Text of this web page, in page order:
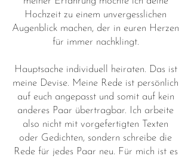
Hochzeit zu einem unvergesslichen
Augenblick machen, der in euren Herzen
für immer nachklingt.
Hauptsache individuell heiraten. Das ist
meine Devise. Meine Rede ist persönlich
auf euch angepasst und somit auf kein
anderes Paar übertragbar. Ich arbeite
also nicht mit vorgefertigten Texten
oder Gedichten, sondern schreibe die
Rede für jedes Paar neu. Für mich ist es